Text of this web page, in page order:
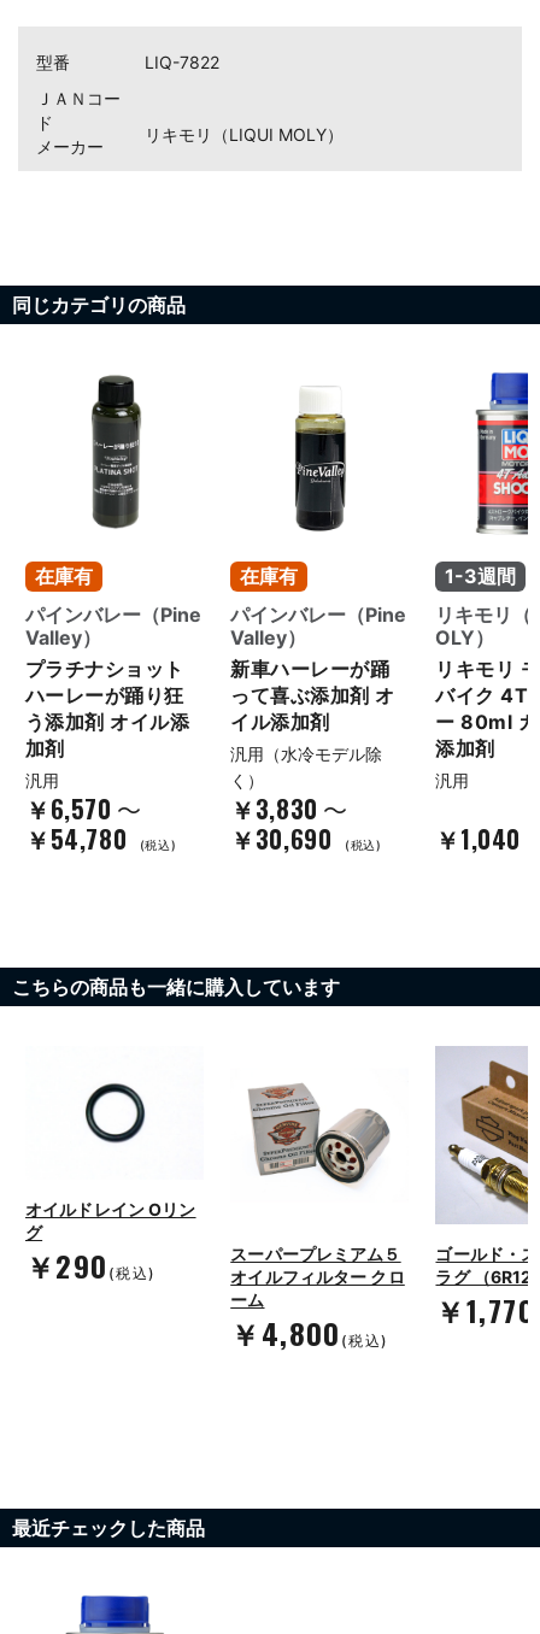
型番
LIQ-7822
ＪＡＮコー
ド
メーカー
リキモリ（LIQUI MOLY）
お買い物を続ける カートへ進む
同じカテゴリの商品
在庫有
パインバレー（Pine
Valley）
プラチナショット
ハーレーが踊り狂
う添加剤 オイル添
加剤
汎用
￥6,570 ～
￥54,780 (税込)
在庫有
パインバレー（Pine
Valley）
新車ハーレーが踊
って喜ぶ添加剤 オ
イル添加剤
汎用（水冷モデル除
く）
￥3,830 ～
￥30,690 (税込)
1-3週間
リキモリ（
OLY）
リキモリ
バイク 4T
ー 80ml
添加剤
汎用
￥1,040
こちらの商品も一緒に購入しています
オイルドレイン Oリン
グ
￥290 (税込)
スーパープレミアム５
オイルフィルター クロ
ーム
￥4,800 (税込)
ゴールド・
ラグ （
￥1,770
最近チェックした商品